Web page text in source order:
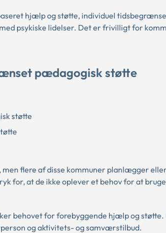
hjælp og støtte, individuel
psykiske lidelser. Det er frivilligt for
pædagogisk støtte
støtte
flere af disse kommuner planlægger
for, at de ikke oplever et behov for at bruge
behovet for forebyggende hjælp og støtte.
og aktivitets- og samværstilbud.